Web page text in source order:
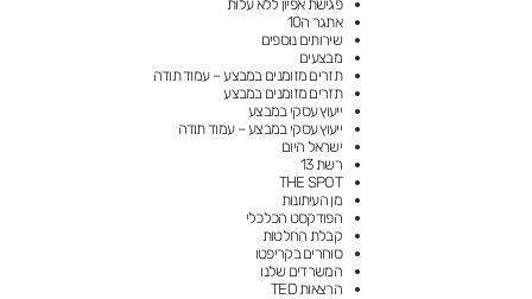
פגישת אפיון ללא עלות
אתגר ה10
שירותים נוספים
מבצעים
תזרים מזומנים במבצע – עמוד תודה
תזרים מזומנים במבצע
ייעוץ עסקי במבצע
ייעוץ עסקי במבצע – עמוד תודה
ישראל היום
רשת 13
THE SPOT
מן העיתונות
הפודקסט הכלכלי
קבלת החלטות
סוחרים בקריפטו
המשרדים שלנו
הרצאות TED